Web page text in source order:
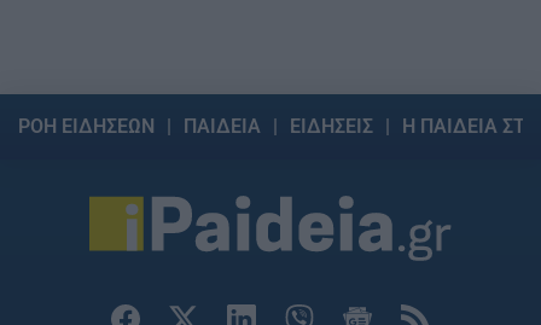
ΡΟΗ ΕΙΔΗΣΕΩΝ ΠΑΙΔΕΙΑ ΕΙΔΗΣΕΙΣ Η ΠΑΙΔΕΙΑ